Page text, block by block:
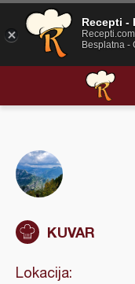
KUVAR
Lokacija:
Recepti -
Recepti.com
Besplatna -